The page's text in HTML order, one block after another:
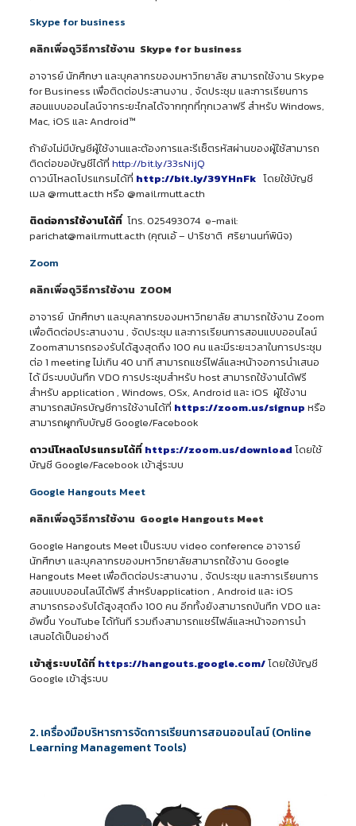
Skype for business
คลิกเพื่อดูวิธีการใช้งาน Skype for business
อาจารย์ นักศึกษา และบุคลากรของมหาวิทยาลัย สามารถใช้งาน Skype
for Business เพื่อติดต่อประสานงาน , จัดประชุม และการเรียนการ
สอนแบบออนไลน์จากระยะไกลได้จากทุกที่ทุกเวลาฟรี สำหรับ Windows,
Mac, iOS และ Android™
ถ้ายังไม่มีบัญชีผู้ใช้งานและต้องการและรีเซ็ตรหัสผ่านของผู้ใช้สามารถ
ติดต่อขอบัญชีได้ที่ http://bit.ly/33sNijQ
ดาวน์โหลดโปรแกรมได้ที่ http://bit.ly/39YHnFk โดยใช้บัญชี
เมล @rmutt.ac.th หรือ @mail.rmutt.ac.th
ติดต่อการใช้งานได้ที่ โทร. 025493074 e-mail:
parichat@mail.rmutt.ac.th (คุณเอ้ – ปาริชาติ ศริยานนท์พินิจ)
Zoom
คลิกเพื่อดูวิธีการใช้งาน ZOOM
อาจารย์ นักศึกษา และบุคลากรของมหาวิทยาลัย สามารถใช้งาน Zoom
เพื่อติดต่อประสานงาน , จัดประชุม และการเรียนการสอนแบบออนไลน์
Zoomสามารถรองรับได้สูงสุดถึง 100 คน และมีระยะเวลาในการประชุม
ต่อ 1 meeting ไม่เกิน 40 นาที สามารถแชร์ไฟล์และหน้าจอการนำเสนอ
ได้ มีระบบบันทึก VDO การประชุมสำหรับ host สามารถใช้งานได้ฟรี
สำหรับ application , Windows, OSx, Android และ iOS ผู้ใช้งาน
สามารถสมัครบัญชีการใช้งานได้ที่ https://zoom.us/signup หรือ
สามารถผูกกับบัญชี Google/Facebook
ดาวน์โหลดโปรแกรมได้ที่ https://zoom.us/download โดยใช้
บัญชี Google/Facebook เข้าสู่ระบบ
Google Hangouts Meet
คลิกเพื่อดูวิธีการใช้งาน Google Hangouts Meet
Google Hangouts Meet เป็นระบบ video conference อาจารย์
นักศึกษา และบุคลากรของมหาวิทยาลัยสามารถใช้งาน Google
Hangouts Meet เพื่อติดต่อประสานงาน , จัดประชุม และการเรียนการ
สอนแบบออนไลน์ได้ฟรี สำหรับapplication , Android และ iOS
สามารถรองรับได้สูงสุดถึง 100 คน อีกทั้งยังสามารถบันทึก VDO และ
อัพขึ้น YouTube ได้ทันที รวมถึงสามารถแชร์ไฟล์และหน้าจอการนำ
เสนอได้เป็นอย่างดี
เข้าสู่ระบบได้ที่ https://hangouts.google.com/โดยใช้บัญชี
Google เข้าสู่ระบบ
2. เครื่องมือบริหารการจัดการเรียนการสอนออนไลน์ (Online
Learning Management Tools)